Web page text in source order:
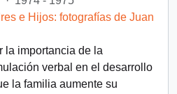
e Hijos: fotografías de Juan
la importancia de la
verbal en el desarrollo
la familia aumente su